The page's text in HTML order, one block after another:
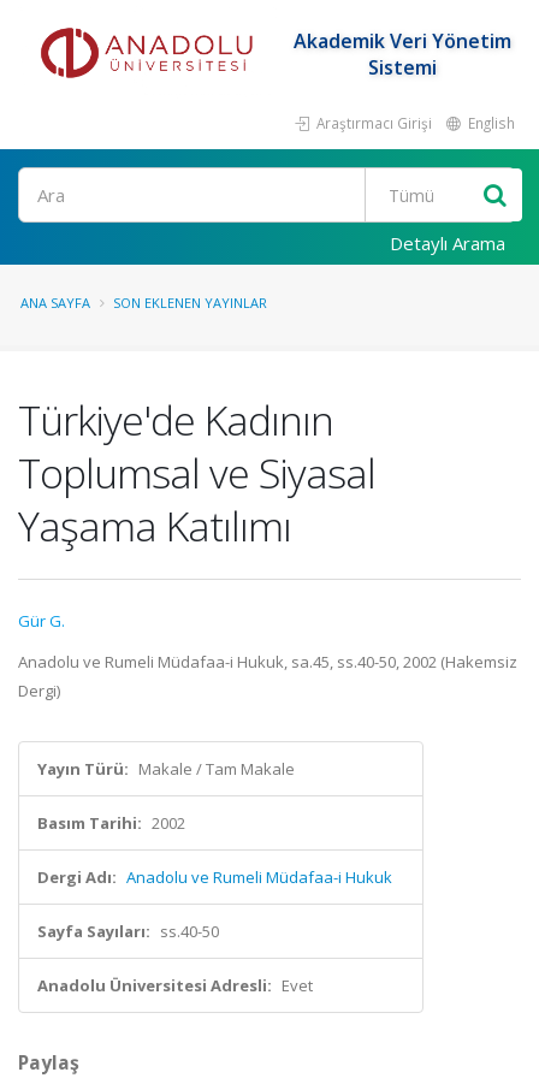
Akademik Veri Yönetim
Sistemi
Araştırmacı Girişi English
Ara
Detaylı Arama
ANA SAYFA SON EKLENEN YAYINLAR
Türkiye'de Kadının
Toplumsal ve Siyasal
Yaşama Katılımı
Gür G.
Anadolu ve Rumeli Müdafaa-i Hukuk, sa.45, ss.40-50, 2002 (Hakemsiz
Dergi)
Yayın Türü: Makale / Tam Makale
Basım Tarihi: 2002
Dergi Adı: Anadolu ve Rumeli Müdafaa-i Hukuk
Sayfa Sayıları: ss.40-50
Anadolu Üniversitesi Adresli: Evet
Paylaş